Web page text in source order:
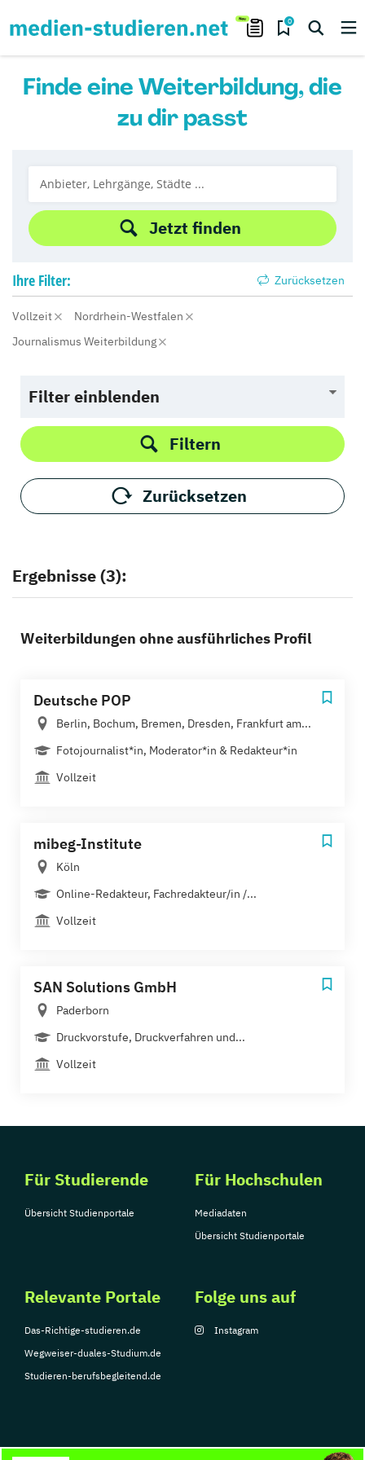
0
Finde eine Weiterbildung, die
zu dir passt
Jetzt finden
Ihre Filter: Zurücksetzen
Vollzeit
Nordrhein-Westfalen
Journalismus Weiterbildung
Filter einblenden
Filtern
Zurücksetzen
Ergebnisse (3):
Weiterbildungen ohne ausführliches Profil
Deutsche POP
Berlin, Bochum, Bremen, Dresden, Frankfurt am...
Fotojournalist*in, Moderator*in & Redakteur*in
Vollzeit
mibeg-Institute
Köln
Online-Redakteur, Fachredakteur/in /...
Vollzeit
SAN Solutions GmbH
Paderborn
Druckvorstufe, Druckverfahren und...
Vollzeit
Für Studierende
Übersicht Studienportale
Für Hochschulen
Mediadaten
Übersicht Studienportale
Relevante Portale
Das-Richtige-studieren.de
Wegweiser-duales-Studium.de
Studieren-berufsbegleitend.de
Folge uns auf
Instagram